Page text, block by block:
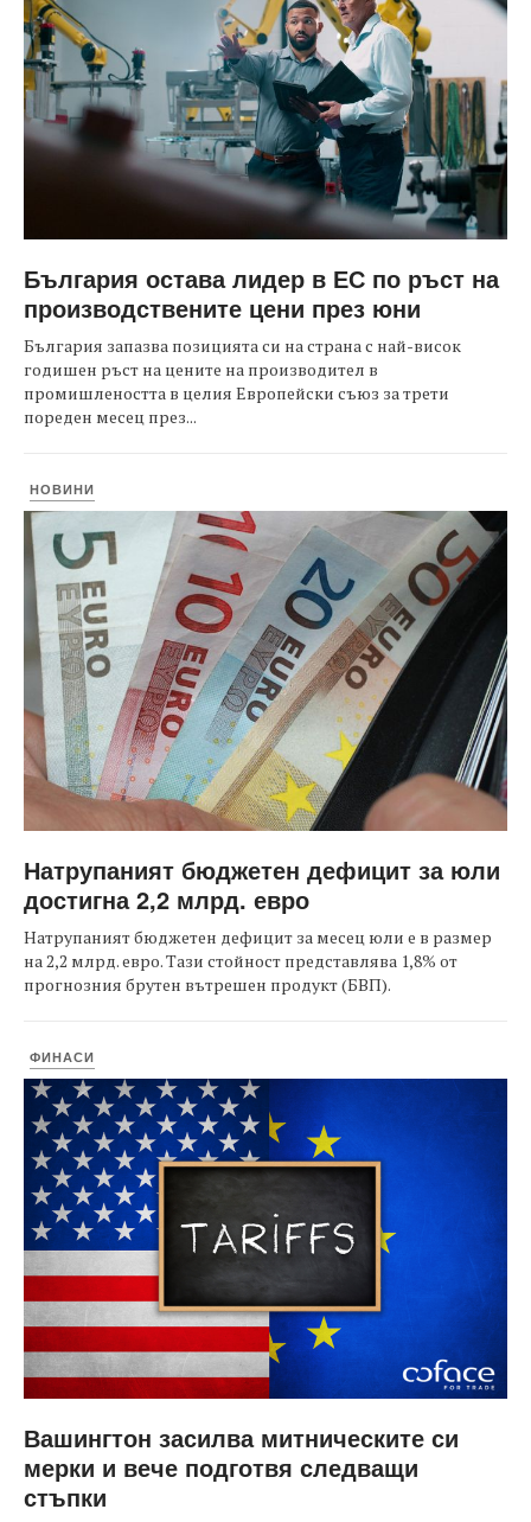
България остава лидер в ЕС по ръст на
производствените цени през юни
България запазва позицията си на страна с най-висок
годишен ръст на цените на производител в
промишлеността в целия Европейски съюз за трети
пореден месец през...
НОВИНИ
Натрупаният бюджетен дефицит за юли
достигна 2,2 млрд. евро
Натрупаният бюджетен дефицит за месец юли е в размер
на 2,2 млрд. евро. Тази стойност представлява 1,8% от
прогнозния брутен вътрешен продукт (БВП).
ФИНАСИ
Вашингтон засилва митническите си
мерки и вече подготвя следващи
стъпки